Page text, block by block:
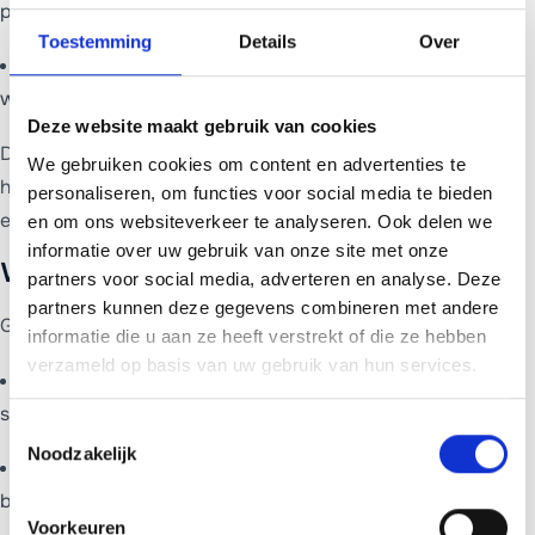
Toestemming Details Over
Deze website maakt gebruik van cookies
We gebruiken cookies om content en advertenties te
personaliseren, om functies voor social media te bieden
en om ons websiteverkeer te analyseren. Ook delen we
informatie over uw gebruik van onze site met onze
partners voor social media, adverteren en analyse. Deze
partners kunnen deze gegevens combineren met andere
informatie die u aan ze heeft verstrekt of die ze hebben
verzameld op basis van uw gebruik van hun services.
Noodzakelijk
Voorkeuren
portfolio
webshop
Daar bovenop betaal je een maandelijks bedrag voor
hosting, onderhoud en support. Dat loopt van 65 tot 140
euro per maand.
Waar moet je op letten?
Goedkoop is niet altijd voordelig. Let op deze valkuilen:
Geen SSL-certificaat:je site is dan onveilig en Google
straft dat af
Geen onderhoud
WordPress zonder updates is een
beveiligingsrisico